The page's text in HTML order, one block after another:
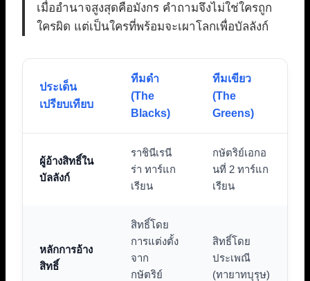
เมื่ออำนาจสูงสุดคือมังกร คำถามจึงไม่ใช่ใครถูก
ใครผิด แต่เป็นใครที่พร้อมจะเผาโลกเพื่อบัลลังก์
ประเด็น
เปรียบเทียบ
ทีมดำ
(The
Blacks)
ทีมเขียว
(The
Greens)
ผู้อ้างสิทธิ์ใน
บัลลังก์
ราชินีเรนี
ร่า ทาร์แก
เรียน
กษัตริย์เอกอ
นที่ 2 ทาร์แก
เรียน
หลักการอ้าง
สิทธิ์
สิทธิ์โดย
การแต่งตั้ง
จาก
กษัตริย์
สิทธิ์โดย
ประเพณี
(ทายาทบุรุษ)